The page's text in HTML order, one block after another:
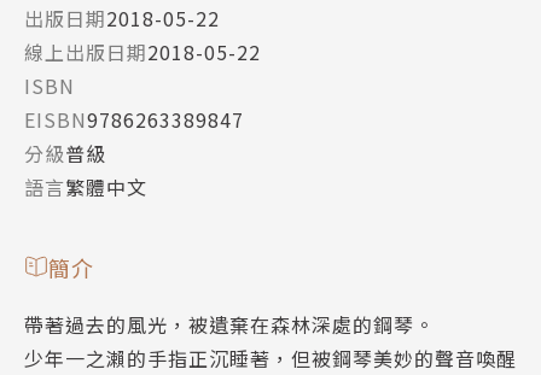
出版日期2018-05-22
線上出版日期2018-05-22
ISBN
EISBN9786263389847
分級普級
語言繁體中文
簡介
帶著過去的風光，被遺棄在森林深處的鋼琴。
少年一之瀨的手指正沉睡著，但被鋼琴美妙的聲音喚醒